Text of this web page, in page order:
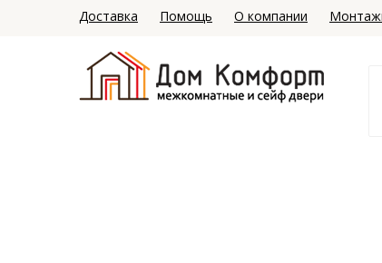
Доставка Помощь О компании